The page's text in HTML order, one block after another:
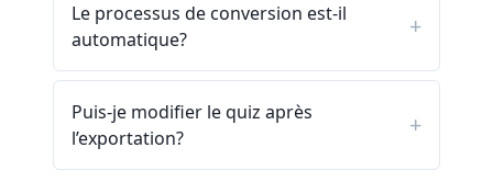
Le processus de conversion est-il
automatique?
Puis-je modifier le quiz après
l’exportation?